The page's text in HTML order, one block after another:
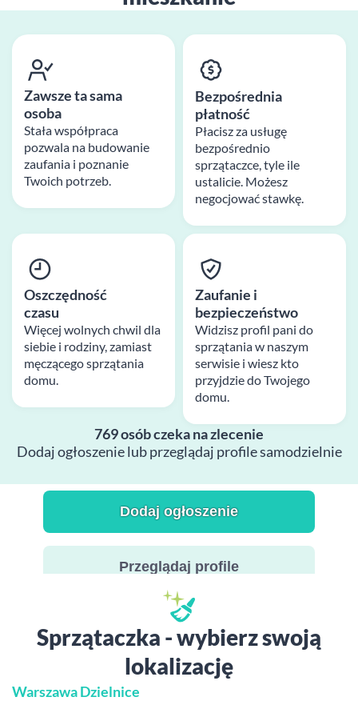
Zawsze ta sama
osoba
Stała współpraca
pozwala na budowanie
zaufania i poznanie
Twoich potrzeb.
Oszczędność
czasu
Więcej wolnych chwil dla
siebie i rodziny, zamiast
męczącego sprzątania
domu.
Bezpośrednia
płatność
Płacisz za usługę
bezpośrednio
sprzątaczce, tyle ile
ustalicie. Możesz
negocjować stawkę.
Zaufanie i
bezpieczeństwo
Widzisz profil pani do
sprzątania w naszym
serwisie i wiesz kto
przyjdzie do Twojego
domu.
769 osób czeka na zlecenie
Dodaj ogłoszenie lub przeglądaj profile samodzielnie
Dodaj ogłoszenie
Przeglądaj profile
Sprzątaczka - wybierz swoją
lokalizację
Warszawa Dzielnice